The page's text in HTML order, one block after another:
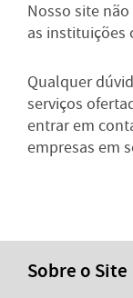
Nosso site
as instituições
Qualquer
serviços
entrar em
empresas em
Sobre o Site